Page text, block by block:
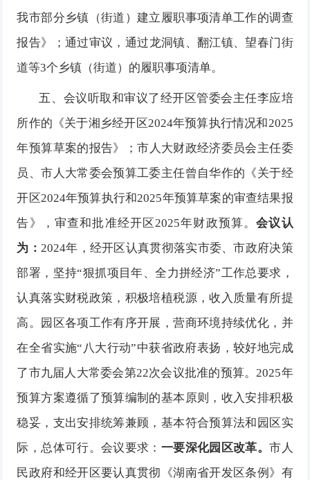
我市部分乡镇（街道）建立履职事项清单工作的调查
报告》； 通过审议，通过龙洞镇、翻江镇、望春门街
道等3个乡镇（街道）的履职事项清单。
五 、会议听取和审议了经开区管委会主任李应培
所作的《关于湘乡经开区2024年预算执行情况和2025
年预算草案的报告》；市人大财政经济委员会主任委
员、市人大常委会预算工委主任曾自华作的《关于经
开区2024年预算执行和2025年预算草案的审查结果报
告》，审查和批准经开区2025年财政预算。会议认
为： 2024年，经开区认真贯彻落实市委、市政府决策
部署，坚持“狠抓项目年、全力拼经济”工作总要求，
认真落实财税政策，积极培植税源，收入质量有所提
高。园区各项工作有序开展，营商环境持续优化，并
在全省实施“八大行动”中获省政府表扬，较好地完成
了市九届人大常委会第22次会议批准的预算。2025年
预算方案遵循了预算编制的基本原则，收入安排积极
稳妥，支出安排统筹兼顾，基本符合预算法和园区实
际，总体可行。会议要求： 一要深化园区改革。市人
民政府和经开区要认真贯彻《湖南省开发区条例》有